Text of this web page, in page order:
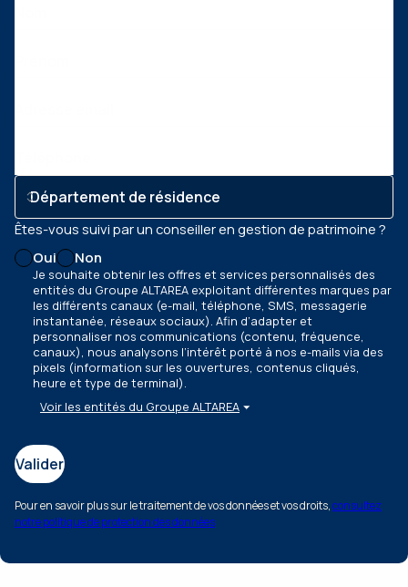
Êtes-vous suivi par un conseiller en gestion de patrimoine ?
Oui
Non
Je souhaite obtenir les offres et services personnalisés des
entités du Groupe ALTAREA exploitant différentes marques par
les différents canaux (e-mail, téléphone, SMS, messagerie
instantanée, réseaux sociaux). Afin d’adapter et
personnaliser nos communications (contenu, fréquence,
canaux), nous analysons l’intérêt porté à nos e-mails via des
pixels (information sur les ouvertures, contenus cliqués,
heure et type de terminal).
Voir les entités du Groupe ALTAREA
Valider
Pour en savoir plus sur le traitement de vos données et vos droits,consultez
notre politique de protection des données